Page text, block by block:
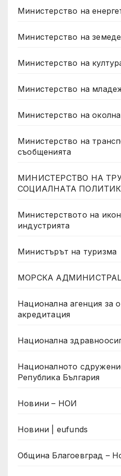
Министерство на
Министерство на
Министерство на
Министерство на
Министерство на
Министерство на
съобщенията
МИНИСТЕРСТВО НА
СОЦИАЛНАТА
Министерството на
индустрията
Министърът на туризма
МОРСКА
Национална агенция за
акредитация
Национална
Националното
Република България
Новини – НОИ
Новини | eufunds
Община Благоевград –